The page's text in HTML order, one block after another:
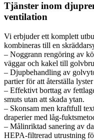
Tjänster inom
ventilation
Vi erbjuder ett komplett
kombineras till en
– Noggrann rengöring av
väggar och kakel till
– Djupbehandling av
partier för att återställa
– Effektivt borttag av
smuts utan att skada ytan.
– Skonsam men kraftfull
draperier med låg-
– Målinriktad sanering av
HEPA-filtrerad utrustning